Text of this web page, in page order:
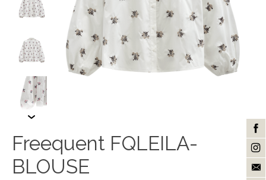
Freequent FQLEILA-
BLOUSE